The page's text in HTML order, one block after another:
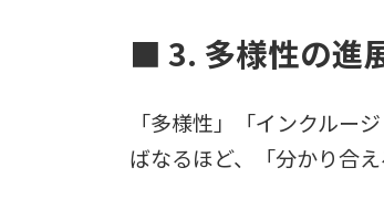
■ 3. 多様性の進
「多様性」「インクルー
ばなるほど、「分かり合